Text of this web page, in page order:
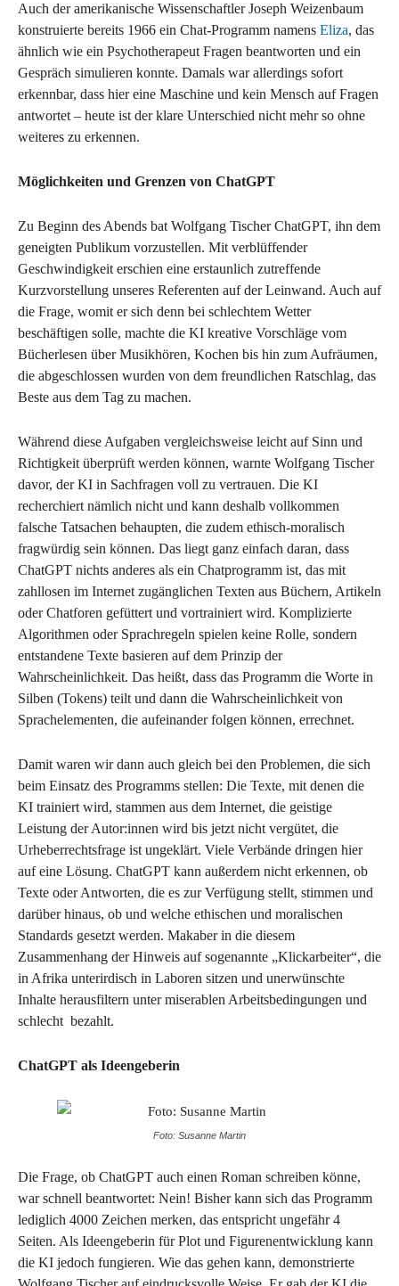
Auch der amerikanische Wissenschaftler Joseph Weizenbaum
konstruierte bereits 1966 ein Chat-Programm namens Eliza, das
ähnlich wie ein Psychotherapeut Fragen beantworten und ein
Gespräch simulieren konnte. Damals war allerdings sofort
erkennbar, dass hier eine Maschine und kein Mensch auf Fragen
antwortet – heute ist der klare Unterschied nicht mehr so ohne
weiteres zu erkennen.
Möglichkeiten und Grenzen von ChatGPT
Zu Beginn des Abends bat Wolfgang Tischer ChatGPT, ihn dem
geneigten Publikum vorzustellen. Mit verblüffender
Geschwindigkeit erschien eine erstaunlich zutreffende
Kurzvorstellung unseres Referenten auf der Leinwand. Auch auf
die Frage, womit er sich denn bei schlechtem Wetter
beschäftigen solle, machte die KI kreative Vorschläge vom
Bücherlesen über Musikhören, Kochen bis hin zum Aufräumen,
die abgeschlossen wurden von dem freundlichen Ratschlag, das
Beste aus dem Tag zu machen.
Während diese Aufgaben vergleichsweise leicht auf Sinn und
Richtigkeit überprüft werden können, warnte Wolfgang Tischer
davor, der KI in Sachfragen voll zu vertrauen. Die KI
recherchiert nämlich nicht und kann deshalb vollkommen
falsche Tatsachen behaupten, die zudem ethisch-moralisch
fragwürdig sein können. Das liegt ganz einfach daran, dass
ChatGPT nichts anderes als ein Chatprogramm ist, das mit
zahllosen im Internet zugänglichen Texten aus Büchern, Artikeln
oder Chatforen gefüttert und vortrainiert wird. Komplizierte
Algorithmen oder Sprachregeln spielen keine Rolle, sondern
entstandene Texte basieren auf dem Prinzip der
Wahrscheinlichkeit. Das heißt, dass das Programm die Worte in
Silben (Tokens) teilt und dann die Wahrscheinlichkeit von
Sprachelementen, die aufeinander folgen können, errechnet.
Damit waren wir dann auch gleich bei den Problemen, die sich
beim Einsatz des Programms stellen: Die Texte, mit denen die
KI trainiert wird, stammen aus dem Internet, die geistige
Leistung der Autor:innen wird bis jetzt nicht vergütet, die
Urheberrechtsfrage ist ungeklärt. Viele Verbände dringen hier
auf eine Lösung. ChatGPT kann außerdem nicht erkennen, ob
Texte oder Antworten, die es zur Verfügung stellt, stimmen und
darüber hinaus, ob und welche ethischen und moralischen
Standards gesetzt werden. Makaber in die diesem
Zusammenhang der Hinweis auf sogenannte „Klickarbeiter“, die
in Afrika unterirdisch in Laboren sitzen und unerwünschte
Inhalte herausfiltern unter miserablen Arbeitsbedingungen und
schlecht bezahlt.
ChatGPT als Ideengeberin
Foto: Susanne Martin
Die Frage, ob ChatGPT auch einen Roman schreiben könne,
war schnell beantwortet: Nein! Bisher kann sich das Programm
lediglich 4000 Zeichen merken, das entspricht ungefähr 4
Seiten. Als Ideengeberin für Plot und Figurenentwicklung kann
die KI jedoch fungieren. Wie das gehen kann, demonstrierte